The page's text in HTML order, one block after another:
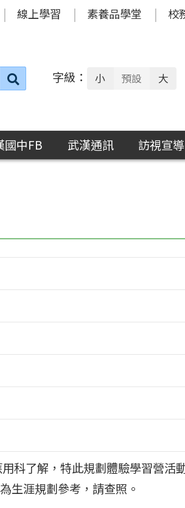
線上學習 素養品學堂 校
搜
字級： 小 預設 大
國中FB 武漢通訊
訪視宣
科了解，特此規劃體驗學習營活
生涯規劃參考，請查照。